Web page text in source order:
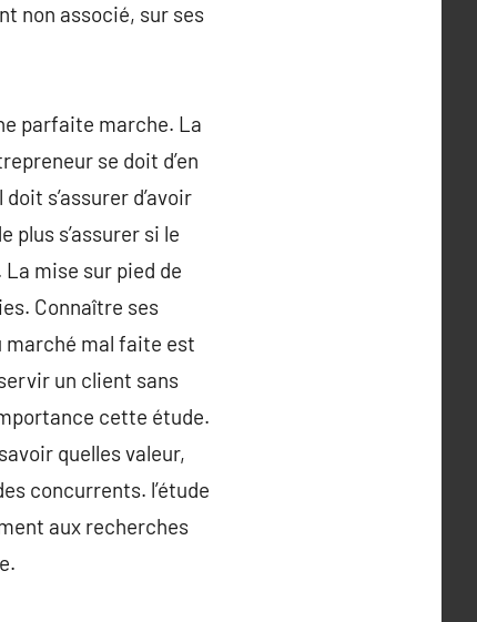
non associé, sur ses
parfaite marche. La
se doit d’en
s’assurer d’avoir
plus s’assurer si le
mise sur pied de
Connaître ses
marché mal faite est
un client sans
cette étude.
quelles valeur,
concurrents. l’étude
aux recherches